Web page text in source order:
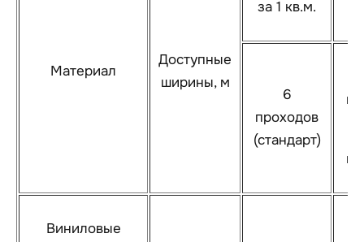
Материал
Доступные
ширины, м
за 1 кв.м.
6
проходов
(стандарт)
Виниловые